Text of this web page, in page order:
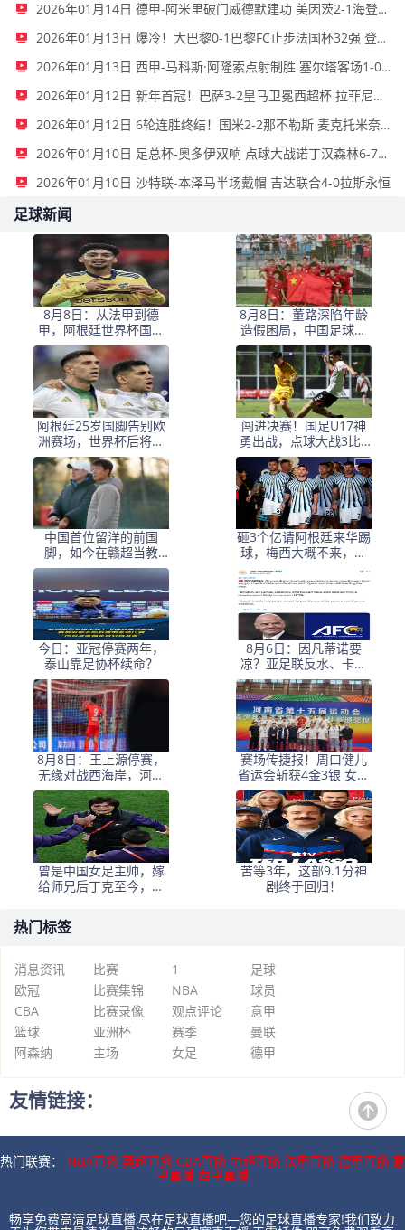
2026年01月14日 德甲-阿米里破门威德默建功 美因茨2-1海登海姆
2026年01月13日 爆冷！大巴黎0-1巴黎FC止步法国杯32强 登贝莱失单刀埃梅里中框
2026年01月13日 西甲-马科斯·阿隆索点射制胜 塞尔塔客场1-0塞维利亚
2026年01月12日 新年首冠！巴萨3-2皇马卫冕西超杯 拉菲尼亚双响维尼修斯一条龙
2026年01月12日 6轮连胜终结！国米2-2那不勒斯 麦克托米奈双响恰20点射孔蒂染红
2026年01月10日 足总杯-奥多伊双响 点球大战诺丁汉森林6-7雷克瑟姆
2026年01月10日 沙特联-本泽马半场戴帽 吉达联合4-0拉斯永恒
足球新闻
8月8日：从法甲到德
甲，阿根廷世界杯国脚
梅迪纳2500万欧转会勒
沃库森
8月8日：董路深陷年龄
造假困局，中国足球小
将信任危机何解？
阿根廷25岁国脚告别欧
洲赛场，世界杯后将重
返阿超！
闯进决赛！国足U17神
勇出战，点球大战3比1
淘汰河床，豪取四战不
败！
中国首位留洋的前国
脚，如今在赣超当教
练，1.9米儿子也选足球
砸3个亿请阿根廷来华踢
球，梅西大概不来，却
要国足上去当陪练？
今日：亚冠停赛两年，
泰山靠足协杯续命？
8月6日：因凡蒂诺要
凉？亚足联反水、卡塔
尔挺他，世界杯权力游
戏比决赛点球还刺激！
8月8日：王上源停赛，
无缘对战西海岸，河南
中场失核，郑智率队剑
指亚冠！
赛场传捷报！周口健儿
省运会斩获4金3银 女足
（甲组）创历史摘银
曾是中国女足主帅，嫁
给师兄后丁克至今，如
苦等3年，这部9.1分神
剧终于回归！
热门标签
消息资讯 比赛 1
足球
欧冠
比赛集锦 NBA
球员
CBA
比赛录像 观点评论
意甲
篮球
亚洲杯 赛季
曼联
阿森纳
主场 女足 德甲
友情链接：
热门联赛： NBA直播 英超直播 CBA直播 中超直播 法甲直播 德甲直播 意
甲直播 西甲直播
畅享免费高清足球直播,尽在足球直播吧—您的足球直播专家!我们致力